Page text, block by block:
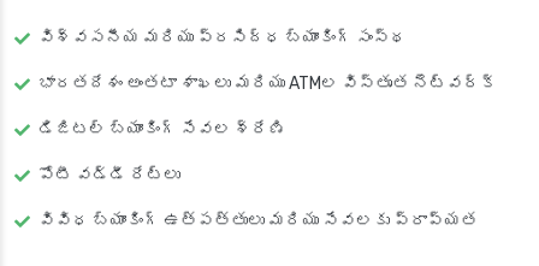
విశ్వసనీయ మరియు ప్రసిద్ధ బ్యాంకింగ్ సంస్థ
భారతదేశం అంతటా శాఖలు మరియు ATMల విస్తృత నెట్‌వర్క్
డిజిటల్ బ్యాంకింగ్ సేవల శ్రేణి
పోటీ వడ్డీ రేట్లు
వివిధ బ్యాంకింగ్ ఉత్పత్తులు మరియు సేవలకు ప్రాప్యత